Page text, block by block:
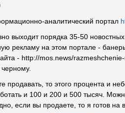
аналитический портал
выходит порядка 35-50
рекламу на этом портале -
- http://mos.news/
продавать, то этого процента и
и 100 и 200 и 500 тысяч.
если вы продаете, то я готов на